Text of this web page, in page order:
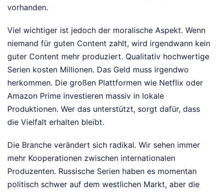
vorhanden.
Viel wichtiger ist jedoch der moralische Aspekt. Wenn
niemand für guten Content zahlt, wird irgendwann kein
guter Content mehr produziert. Qualitativ hochwertige
Serien kosten Millionen. Das Geld muss irgendwo
herkommen. Die großen Plattformen wie Netflix oder
Amazon Prime investieren massiv in lokale
Produktionen. Wer das unterstützt, sorgt dafür, dass
die Vielfalt erhalten bleibt.
Die Branche verändert sich radikal. Wir sehen immer
mehr Kooperationen zwischen internationalen
Produzenten. Russische Serien haben es momentan
politisch schwer auf dem westlichen Markt, aber die